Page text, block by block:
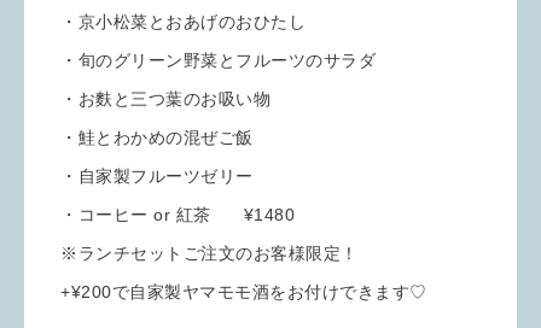
・京小松菜とおあげのおひたし
・旬のグリーン野菜とフルーツのサラダ
・お麩と三つ葉のお吸い物
・鮭とわかめの混ぜご飯
・自家製フルーツゼリー
・コーヒー or 紅茶 ¥1480
※ランチセットご注文のお客様限定！
+¥200で自家製ヤマモモ酒をお付けできます♡